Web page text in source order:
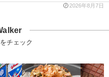
2026年8月7日
チェック